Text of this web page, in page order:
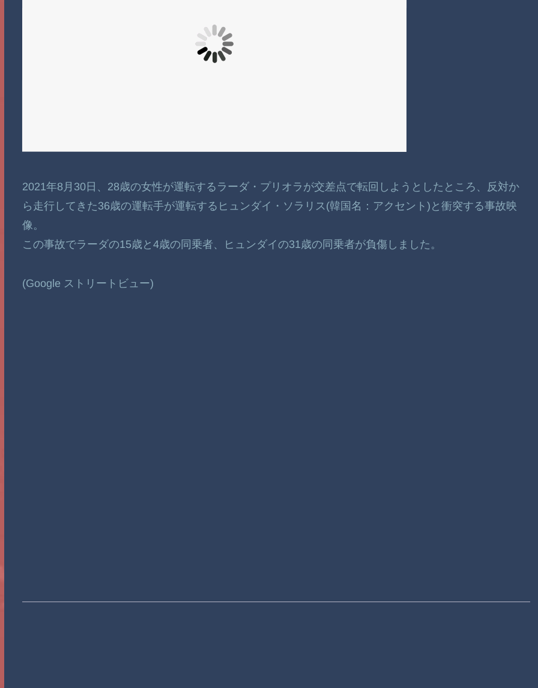
2021年8月30日、28歳の女性が運転するラーダ・プリオラが交差点で転回しようとしたところ、反対か
ら走行してきた36歳の運転手が運転するヒュンダイ・ソラリス(韓国名：アクセント)と衝突する事故映
像。
この事故でラーダの15歳と4歳の同乗者、ヒュンダイの31歳の同乗者が負傷しました。
(Google ストリートビュー)